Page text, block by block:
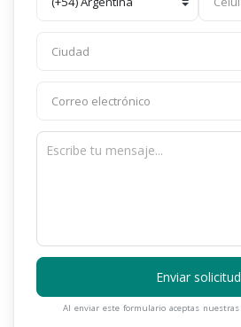
Al enviar este formulario aceptas nuestras
Enviar solicitud